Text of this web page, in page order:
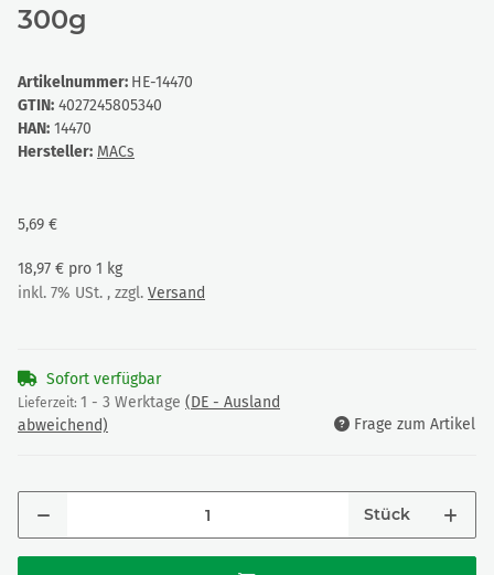
300g
Artikelnummer: HE-14470
GTIN: 4027245805340
HAN: 14470
Hersteller: MACs
5,69 €
18,97 € pro 1 kg
inkl. 7% USt. , zzgl. Versand
Sofort verfügbar
Lieferzeit: 1 - 3 Werktage (DE - Ausland
abweichend)
Frage zum Artikel
Stück